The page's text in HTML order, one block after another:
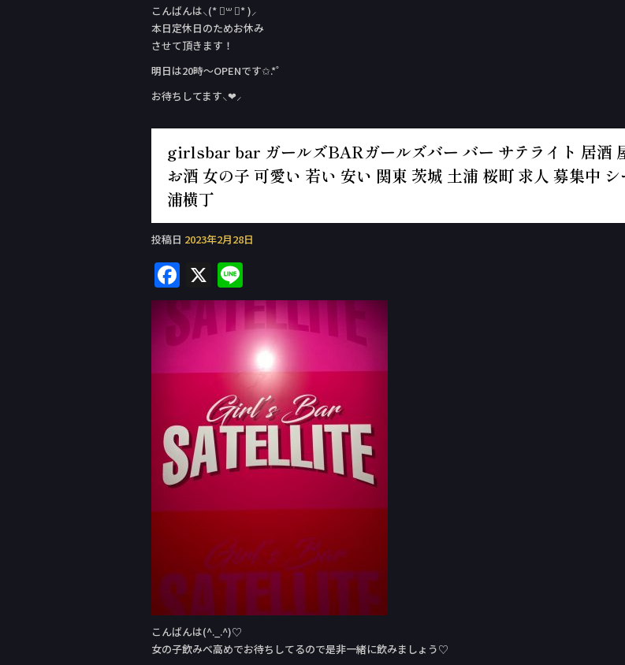
こんばんは⸜(* ॑꒳ ॑* )⸝
本日定休日のためお休み
させて頂きます！
明日は20時〜OPENです✩.*˚
お待ちしてます⸜❤︎⸝‍
girlsbar bar ガールズBARガールズバー バー サテライト 居酒
お酒 女の子 可愛い 若い 安い 関東 茨城 土浦 桜町 求人 募集中
浦横丁
投稿日 2023年2月28日
F
a
c
e
b
o
k
X
n
e
こんばんは(^._.^)♡
女の子飲みべ高めでお待ちしてるので是非一緒に飲みましょう♡